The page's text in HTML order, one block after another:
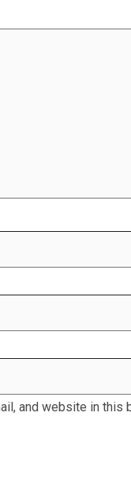
and website in